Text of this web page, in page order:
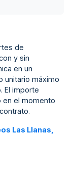
de
y sin
en un
unitario máximo
El importe
en el momento
Las Llanas,